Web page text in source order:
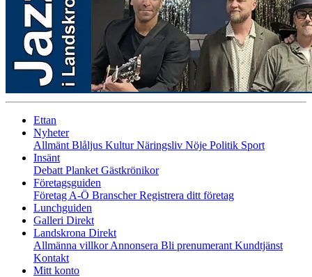
Ettan
Nyheter
Allmänt Blåljus KulturNäringsliv Nöje Politik Sport
Insänt
Debatt Planket Gästkrönikor
Företagsguiden
Företag A-Ö BranscherRegistrera ditt företag
Lunchguiden
Galleri Direkt
Landskrona Direkt
Allmänna villkorAnnonsera Bli prenumerant Kundtjänst
Kontakt
Mitt konto